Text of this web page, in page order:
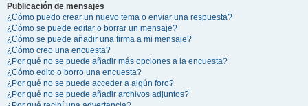
Publicación de mensajes
¿Cómo puedo crear un nuevo tema o enviar una respuesta?
¿Cómo se puede editar o borrar un mensaje?
¿Cómo se puede añadir una firma a mi mensaje?
¿Cómo creo una encuesta?
¿Por qué no se puede añadir más opciones a la encuesta?
¿Cómo edito o borro una encuesta?
¿Por qué no se puede acceder a algún foro?
¿Por qué no se puede añadir archivos adjuntos?